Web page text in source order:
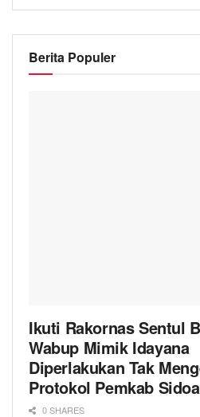
Berita Populer
Ikuti Rakornas Sentul
Wabup Mimik Idayana
Diperlakukan Tak
Protokol Pemkab
0 SHARES